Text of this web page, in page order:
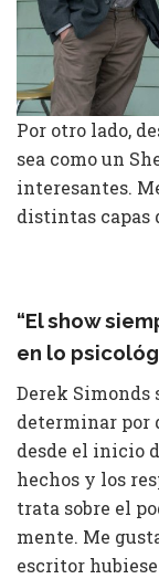
Por otro lado,
sea como un
interesantes.
distintas capas
“El show
en lo
Derek Simonds
determinar por
desde el inicio
hechos y los
trata sobre el
mente. Me
escritor